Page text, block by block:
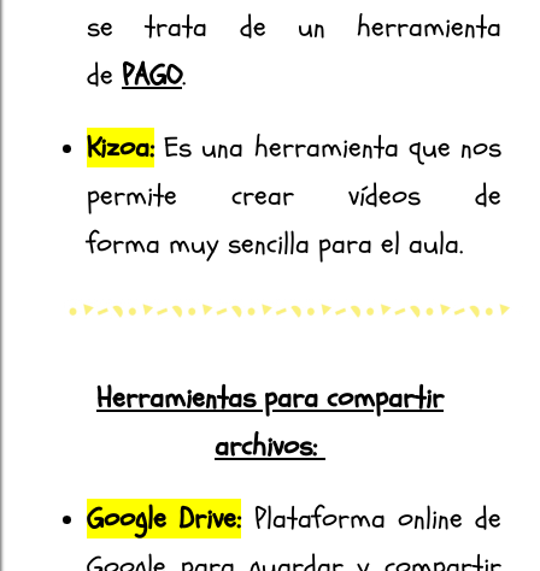
se trata de un herramienta
de PAGO.
Kizoa:Es una herramienta que nos
permite crear vídeos de
forma muy sencilla para el aula.
Herramientas para compartir
archivos:
Google Drive:Plataforma online de